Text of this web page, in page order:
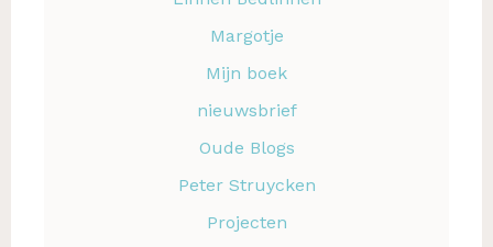
Margotje
Mijn boek
nieuwsbrief
Oude Blogs
Peter Struycken
Projecten